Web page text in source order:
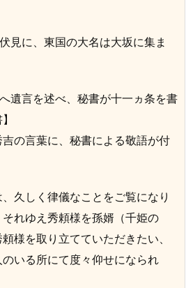
見に、東国の大名は大坂に集ま
遺言を述べ、秘書が十一ヵ条を書
吉の言葉に、秘書による敬語が付
久しく律儀なことをご覧になり
れゆえ秀頼様を孫婿（千姫の
様を取り立てていただきたい、
いる所にて度々仰せになられ